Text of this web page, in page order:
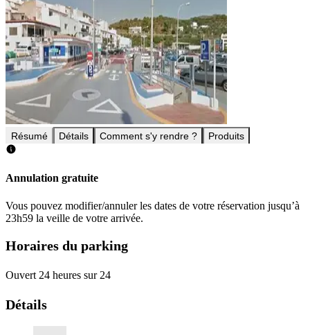
Résumé Détails Comment s'y rendre ? Produits
Annulation gratuite
Vous pouvez modifier/annuler les dates de votre réservation jusqu’à
23h59 la veille de votre arrivée.
Horaires du parking
Ouvert 24 heures sur 24
Détails